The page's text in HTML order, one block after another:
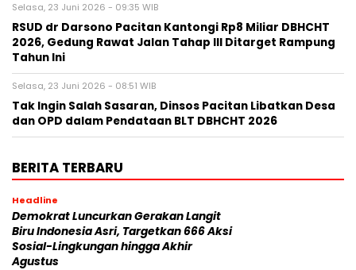
Selasa, 23 Juni 2026 - 09:35 WIB
RSUD dr Darsono Pacitan Kantongi Rp8 Miliar DBHCHT
2026, Gedung Rawat Jalan Tahap III Ditarget Rampung
Tahun Ini
Selasa, 23 Juni 2026 - 08:51 WIB
Tak Ingin Salah Sasaran, Dinsos Pacitan Libatkan Desa
dan OPD dalam Pendataan BLT DBHCHT 2026
BERITA TERBARU
Headline
Demokrat Luncurkan Gerakan Langit
Biru Indonesia Asri, Targetkan 666 Aksi
Sosial-Lingkungan hingga Akhir
Agustus